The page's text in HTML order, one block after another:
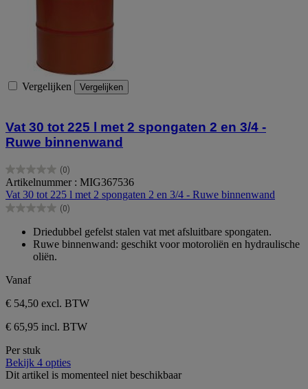
Vergelijken Vergelijken
Vat 30 tot 225 l met 2 spongaten 2 en 3/4 -
Ruwe binnenwand
(0)
0.0
van
de
5
Artikelnummer : MIG367536
Vat 30 tot 225 l met 2 spongaten 2 en 3/4 - Ruwe binnenwand
(0)
0.0
sterren.
Driedubbel gefelst stalen vat met afsluitbare spongaten.
Ruwe binnenwand: geschikt voor motoroliën en hydraulische
oliën.
Vanaf
€ 54,50 excl. BTW
€ 65,95 incl. BTW
Per stuk
Bekijk 4 opties
Dit artikel is momenteel niet beschikbaar